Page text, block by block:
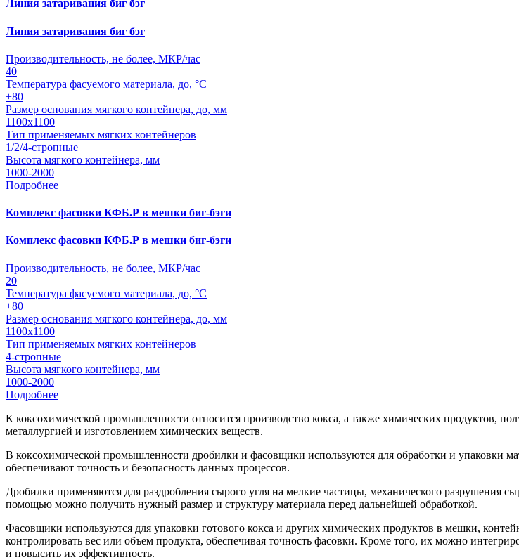
Линия затаривания биг бэг
Линия затаривания биг бэг
Производительность, не более, МКР/час
40
Температура фасуемого материала, до, °С
+80
Размер основания мягкого контейнера, до, мм
1100х1100
Тип применяемых мягких контейнеров
1/2/4-стропные
Высота мягкого контейнера, мм
1000-2000
Подробнее
Комплекс фасовки КФБ.Р в мешки биг-бэги
Комплекс фасовки КФБ.Р в мешки биг-бэги
Производительность, не более, МКР/час
20
Температура фасуемого материала, до, °С
+80
Размер основания мягкого контейнера, до, мм
1100х1100
Тип применяемых мягких контейнеров
4-стропные
Высота мягкого контейнера, мм
1000-2000
Подробнее
К коксохимической промышленности относится производство кокса, а также химических продуктов,
металлургией и изготовлением химических веществ.
В коксохимической промышленности дробилки и фасовщики используются для обработки и упаковки
обеспечивают точность и безопасность данных процессов.
Дробилки применяются для раздробления сырого угля на мелкие частицы, механического разрушения
помощью можно получить нужный размер и структуру материала перед дальнейшей обработкой.
Фасовщики используются для упаковки готового кокса и других химических продуктов в мешки,
контролировать вес или объем продукта, обеспечивая точность фасовки. Кроме того, их можно
и повысить их эффективность.